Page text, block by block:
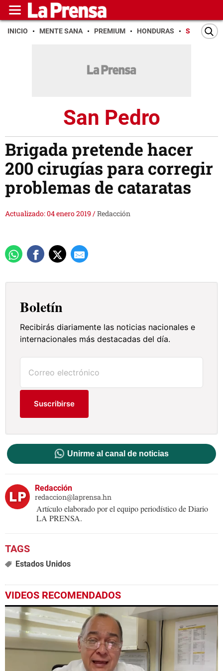
INICIO MENTE SANA PREMIUM HONDURAS SAN PEDRO
San Pedro
Brigada pretende hacer
200 cirugías para corregir
problemas de cataratas
Actualizado: 04 enero 2019 /Redacción
Boletín
Recibirás diariamente las noticias nacionales e
internacionales más destacadas del día.
Suscribirse
Unirme al canal de noticias
Redacción
redaccion@laprensa.hn
Artículo elaborado por el equipo periodístico de Diario
LA PRENSA.
Estados Unidos
VIDEOS RECOMENDADOS